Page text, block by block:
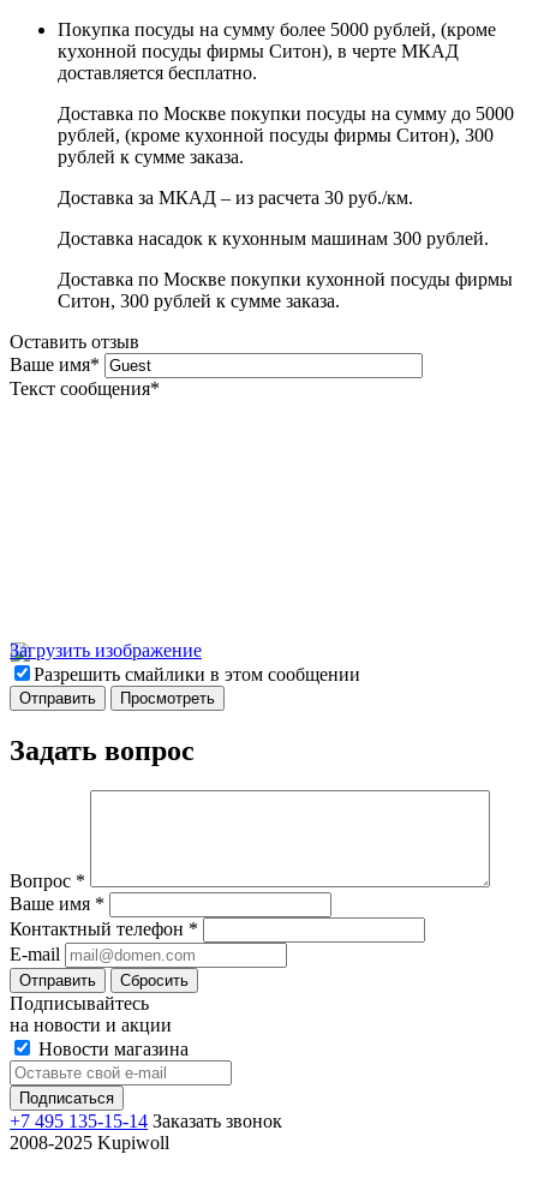
Покупка посуды на сумму более 5000 рублей, (кроме
кухонной посуды фирмы Ситон), в черте МКАД
доставляется бесплатно.
Доставка по Москве покупки посуды на сумму до 5000
рублей, (кроме кухонной посуды фирмы Ситон), 300
рублей к сумме заказа.
Доставка за МКАД – из расчета 30 руб./км.
Доставка насадок к кухонным машинам 300 рублей.
Доставка по Москве покупки кухонной посуды фирмы
Ситон, 300 рублей к сумме заказа.
Оставить отзыв
Ваше имя*
Текст сообщения*
Загрузить изображение
Разрешить смайлики в этом сообщении
Задать вопрос
Вопрос *
Ваше имя *
Контактный телефон *
E-mail
Отправить Сбросить
Подписывайтесь
на новости и акции
Новости магазина
+7 495 135-15-14 Заказать звонок
2008-2025 Kupiwoll